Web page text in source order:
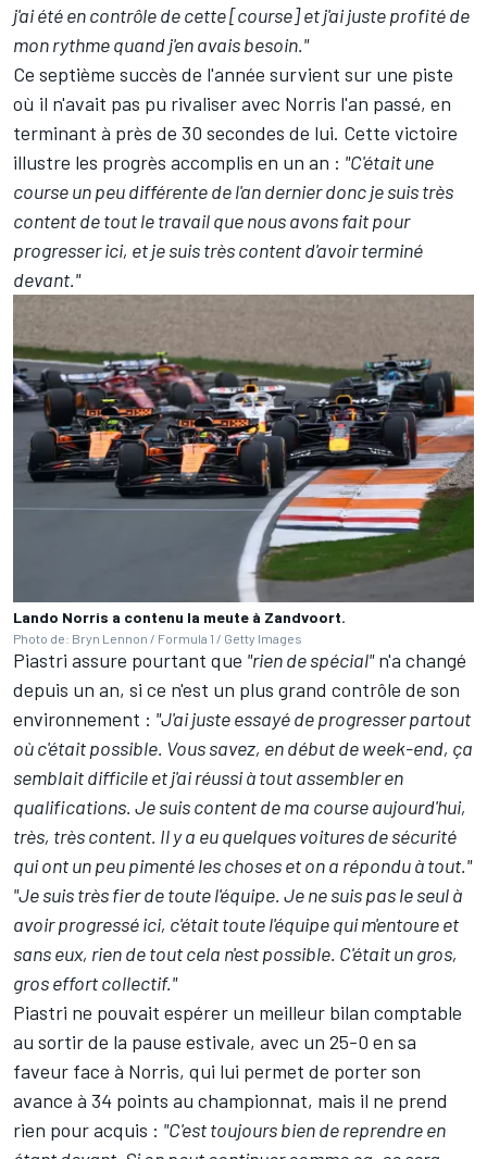
j'ai été en contrôle de cette [course] et j'ai juste profité de
mon rythme quand j'en avais besoin."
Ce septième succès de l'année survient sur une piste
où il n'avait pas pu rivaliser avec Norris l'an passé, en
terminant à près de 30 secondes de lui. Cette victoire
illustre les progrès accomplis en un an : "C'était une
course un peu différente de l'an dernier donc je suis très
content de tout le travail que nous avons fait pour
progresser ici, et je suis très content d'avoir terminé
devant."
Lando Norris a contenu la meute à Zandvoort.
Photo de: Bryn Lennon / Formula 1 / Getty Images
Piastri assure pourtant que "rien de spécial"n'a changé
depuis un an, si ce n'est un plus grand contrôle de son
environnement : "J'ai juste essayé de progresser partout
où c'était possible. Vous savez, en début de week-end, ça
semblait difficile et j'ai réussi à tout assembler en
qualifications. Je suis content de ma course aujourd'hui,
très, très content. Il y a eu quelques voitures de sécurité
qui ont un peu pimenté les choses et on a répondu à tout."
"Je suis très fier de toute l'équipe. Je ne suis pas le seul à
avoir progressé ici, c'était toute l'équipe qui m'entoure et
sans eux, rien de tout cela n'est possible. C'était un gros,
gros effort collectif."
Piastri ne pouvait espérer un meilleur bilan comptable
au sortir de la pause estivale, avec un 25-0 en sa
faveur face à Norris, qui lui permet de porter son
avance à 34 points au championnat, mais il ne prend
rien pour acquis : "C'est toujours bien de reprendre en